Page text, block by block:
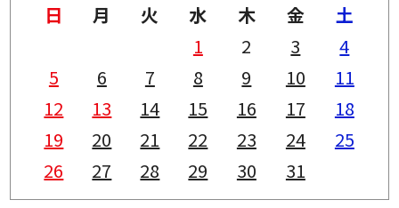
日 月 火 水 木 金
土
1
2 3
4
5
6 7 8 9 10
11
12
13 14 15 16 17
18
19
20 21 22 23 24
25
26
27 28 29 30 31